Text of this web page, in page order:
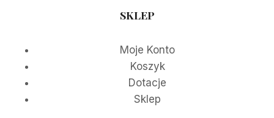
SKLEP
Moje Konto
Koszyk
Dotacje
Sklep